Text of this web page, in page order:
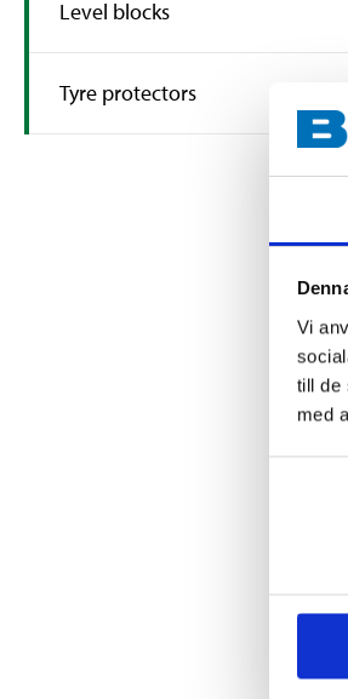
Vi
till de
med
Level blocks
Tyre protectors